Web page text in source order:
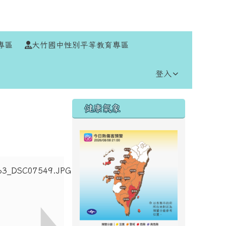
區 大竹國中性別平等教育專區
登入
右邊區域內容
健康氣象